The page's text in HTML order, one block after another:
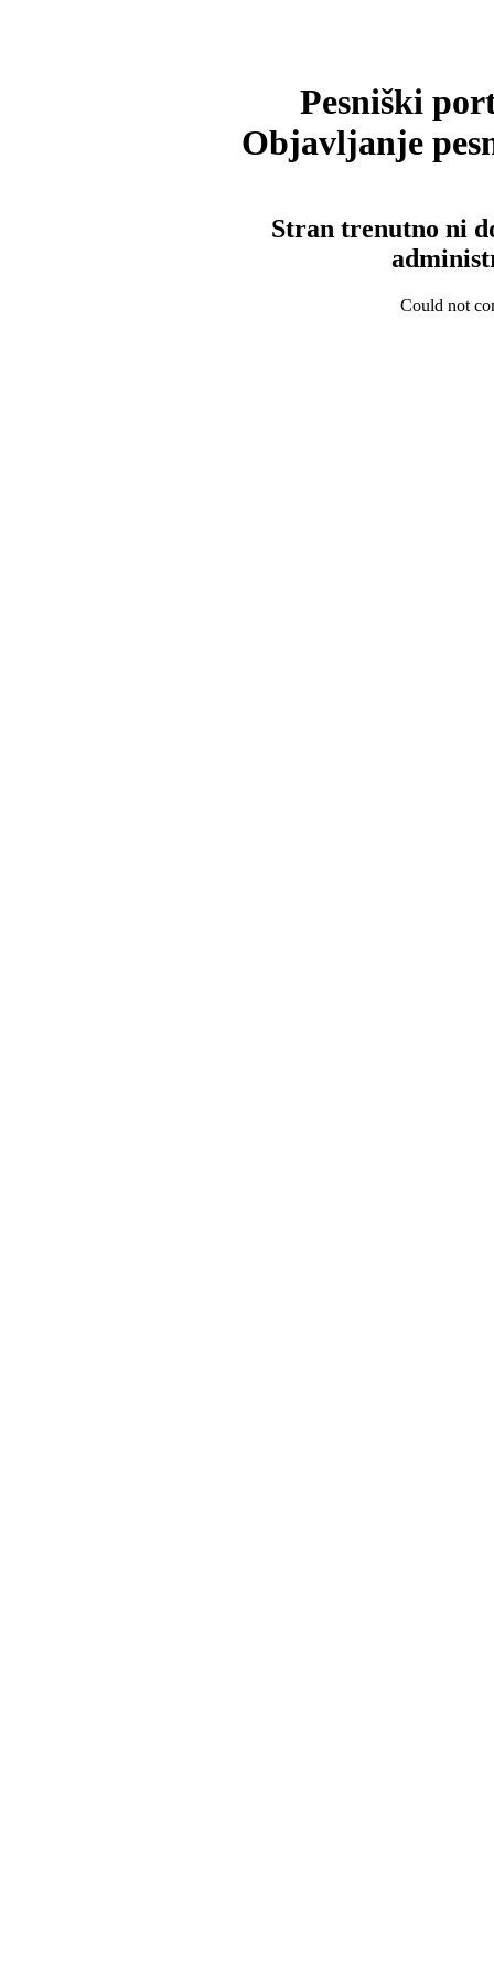
Pesniški
Objavljanje
Stran trenutno ni
Could not